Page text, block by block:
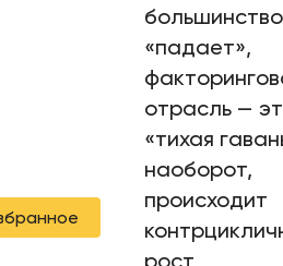
«падает»,
отрасль —
«тихая
наоборот,
происходит
рост